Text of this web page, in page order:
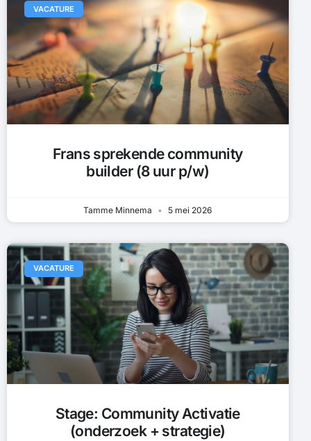
VACATURE
Frans sprekende community
builder (8 uur p/w)
Tamme Minnema 5 mei 2026
VACATURE
Stage: Community Activatie
(onderzoek + strategie)